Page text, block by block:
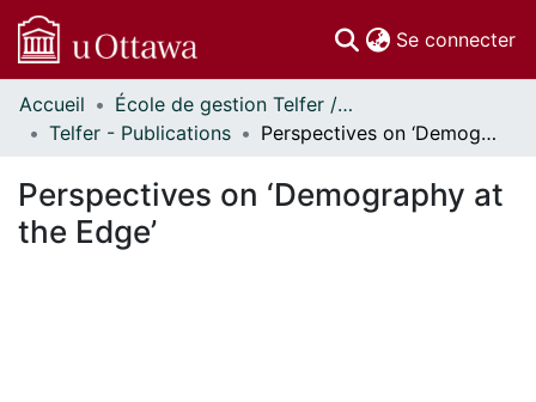
Se connecter
Communautés
et collections
Statistiques
À propos
Accueil
École de gestion Telfer // Telfer School of Management
Telfer - Publications
Perspectives on ‘Demography at the Edge’
Perspectives on ‘Demography at
the Edge’